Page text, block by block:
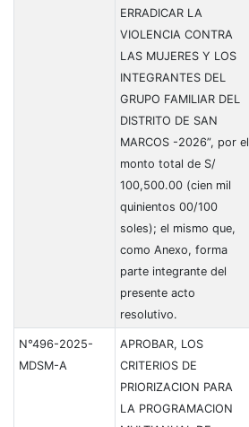
ERRADICAR LA
VIOLENCIA CONTRA
LAS MUJERES Y LOS
INTEGRANTES DEL
GRUPO FAMILIAR DEL
DISTRITO DE SAN
MARCOS -2026”, por el
monto total de S/
100,500.00 (cien mil
quinientos 00/100
soles); el mismo que,
como Anexo, forma
parte integrante del
presente acto
resolutivo.
N°496-2025-
MDSM-A
APROBAR, LOS
CRITERIOS DE
PRIORIZACION PARA
LA PROGRAMACION